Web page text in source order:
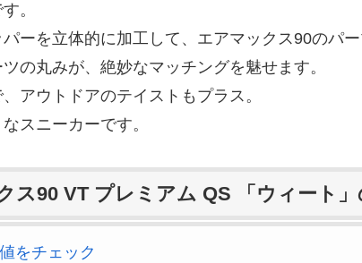
。
ーを立体的に加工して、エアマックス90のパ
の丸みが、絶妙なマッチングを魅せます。
アウトドアのテイストもプラス。
スニーカーです。
ス90 VT プレミアム QS 「ウィート」
をチェック